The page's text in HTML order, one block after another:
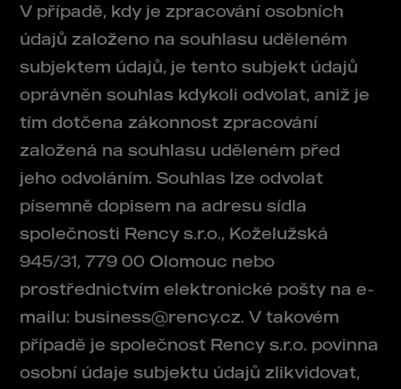
V případě, kdy je zpracování osobních
údajů založeno na souhlasu uděleném
subjektem údajů, je tento subjekt údajů
oprávněn souhlas kdykoli odvolat, aniž je
tím dotčena zákonnost zpracování
založená na souhlasu uděleném před
jeho odvoláním. Souhlas lze odvolat
písemně dopisem na adresu sídla
společnosti Rency s.r.o., Koželužská
945/31, 779 00 Olomouc nebo
prostřednictvím elektronické pošty na e-
mailu: business@rency.cz. V takovém
případě je společnost Rency s.r.o. povinna
osobní údaje subjektu údajů zlikvidovat,